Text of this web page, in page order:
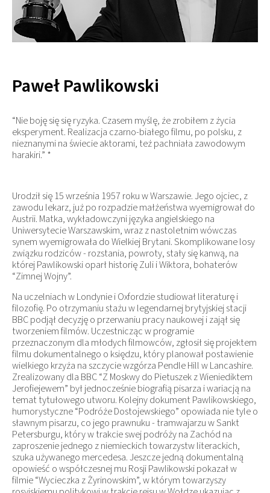
Paweł Pawlikowski
“Nie boję się się ryzyka. Czasem myślę, że zrobiłem z życia
eksperyment. Realizacja czarno-białego filmu, po polsku, z
nieznanymi na świecie aktorami, też pachniała zawodowym
harakiri.” *
Urodził się 15 września 1957 roku w Warszawie. Jego ojciec, z
zawodu lekarz, już po rozpadzie małżeństwa wyemigrował do
Austrii. Matka, wykładowczyni języka angielskiego na
Uniwersytecie Warszawskim, wraz z nastoletnim wówczas
synem wyemigrowała do Wielkiej Brytani. Skomplikowane losy
związku rodziców - rozstania, powroty, stały się kanwą, na
której Pawlikowski oparł historię Zuli i Wiktora, bohaterów
“Zimnej Wojny”.
Na uczelniach w Londynie i Oxfordzie studiował literaturę i
filozofię. Po otrzymaniu stażu w legendarnej brytyjskiej stacji
BBC podjął decyzję o przerwaniu pracy naukowej i zajął się
tworzeniem filmów. Uczestnicząc w programie
przeznaczonym dla młodych filmowców, zgłosił się projektem
filmu dokumentalnego o księdzu, który planował postawienie
wielkiego krzyża na szczycie wzgórza Pendle Hill w Lancashire.
Zrealizowany dla BBC “Z Moskwy do Pietuszek z Wieniediktem
Jerofiejewem” był jednocześnie biografią pisarza i wariacją na
temat tytułowego utworu. Kolejny dokument Pawlikowskiego,
humorystyczne “Podróże Dostojewskiego” opowiada nie tyle o
sławnym pisarzu, co jego prawnuku - tramwajarzu w Sankt
Petersburgu, który w trakcie swej podróży na Zachód na
zaproszenie jednego z niemieckich towarzystw literackich,
szuka używanego mercedesa. Jeszcze jedną dokumentalną
opowieść o współczesnej mu Rosji Pawlikowski pokazał w
filmie “Wycieczka z Żyrinowskim”, w którym towarzyszy